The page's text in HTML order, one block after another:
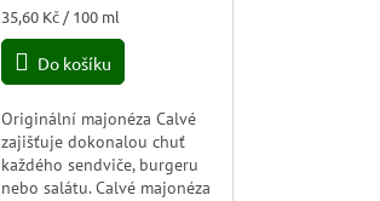
5,0
5
Měrná
cena:
35,60 Kč / 100 ml
Do košíku
Originální majonéza Calvé
zajišťuje dokonalou chuť
každého sendviče, burgeru
nebo salátu. Calvé majonéza